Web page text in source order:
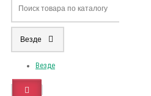
Везде
Везде